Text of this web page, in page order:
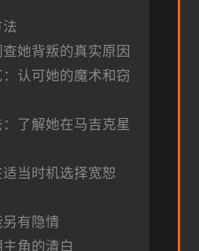
她背叛的真实原因
认可她的魔术和窃
了解她在马吉克星
当时机选择宽恕
有隐情
角的清白